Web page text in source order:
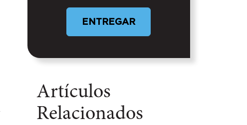
Artículos
Relacionados